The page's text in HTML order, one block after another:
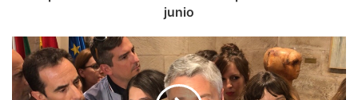
junio